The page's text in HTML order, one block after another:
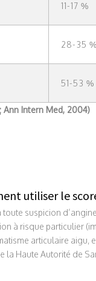
11-17 %
28-35 %
51-53 %
Ann Intern Med, 2004)
utiliser le
toute suspicion
à risque particulier
articulaire aigu,
la Haute Autorité de